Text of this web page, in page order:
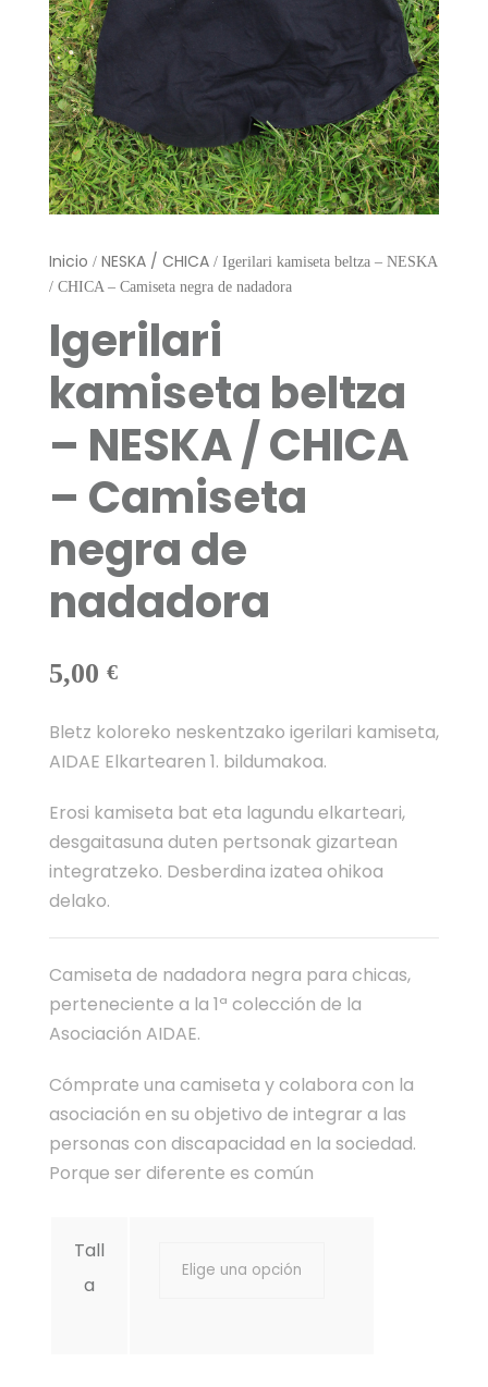
Inicio / NESKA / CHICA / Igerilari kamiseta beltza – NESKA
/ CHICA – Camiseta negra de nadadora
Igerilari
kamiseta beltza
– NESKA / CHICA
– Camiseta
negra de
nadadora
5,00 €
Bletz koloreko neskentzako igerilari kamiseta,
AIDAE Elkartearen 1. bildumakoa.
Erosi kamiseta bat eta lagundu elkarteari,
desgaitasuna duten pertsonak gizartean
integratzeko. Desberdina izatea ohikoa
delako.
Camiseta de nadadora negra para chicas,
perteneciente a la 1ª colección de la
Asociación AIDAE.
Cómprate una camiseta y colabora con la
asociación en su objetivo de integrar a las
personas con discapacidad en la sociedad.
Porque ser diferente es común
Tall
a